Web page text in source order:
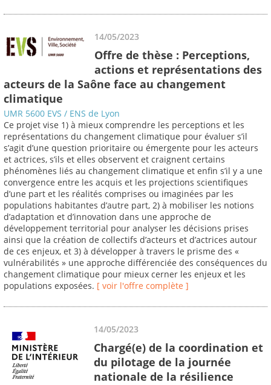
14/05/2023
Offre de thèse : Perceptions,
actions et représentations des
acteurs de la Saône face au changement
climatique
UMR 5600 EVS / ENS de Lyon
Ce projet vise 1) à mieux comprendre les perceptions et les
représentations du changement climatique pour évaluer s’il
s’agit d’une question prioritaire ou émergente pour les acteurs
et actrices, s’ils et elles observent et craignent certains
phénomènes liés au changement climatique et enfin s’il y a une
convergence entre les acquis et les projections scientifiques
d’une part et les réalités comprises ou imaginées par les
populations habitantes d’autre part, 2) à mobiliser les notions
d’adaptation et d’innovation dans une approche de
développement territorial pour analyser les décisions prises
ainsi que la création de collectifs d’acteurs et d’actrices autour
de ces enjeux, et 3) à développer à travers le prisme des «
vulnérabilités » une approche différenciée des conséquences du
changement climatique pour mieux cerner les enjeux et les
populations exposées. [ voir l'offre complète ]
14/05/2023
Chargé(e) de la coordination et
du pilotage de la journée
nationale de la résilience